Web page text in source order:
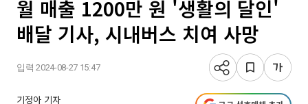
월 매출 1200만 원 '생활의 달인'
배달 기사, 시내버스 치여 사망
입력 2024-08-27 15:47
기정아 기자